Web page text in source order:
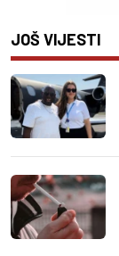
JOŠ VIJESTI